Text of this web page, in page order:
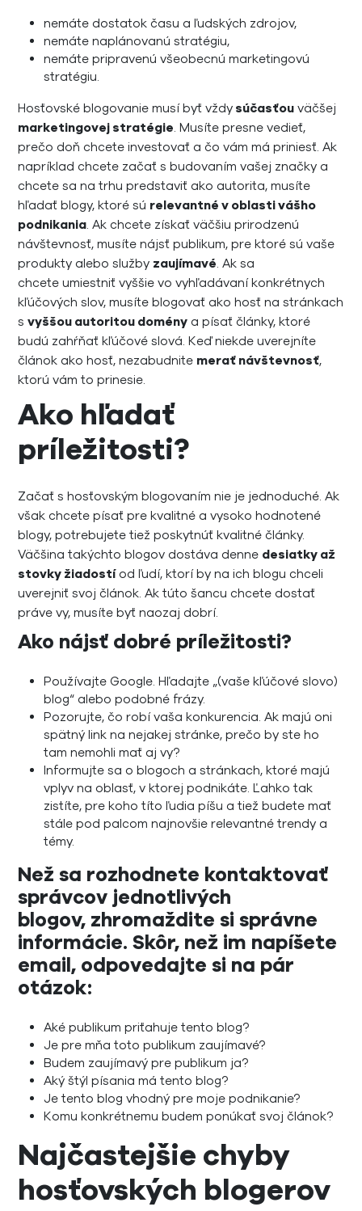
nemáte dostatok času a ľudských zdrojov,
nemáte naplánovanú stratégiu,
nemáte pripravenú všeobecnú marketingovú
stratégiu.
Hosťovské blogovanie musí byť vždy súčasťou väčšej
marketingovej stratégie. Musíte presne vedieť,
prečo doň chcete investovať a čo vám má priniesť. Ak
napríklad chcete začať s budovaním vašej značky a
chcete sa na trhu predstaviť ako autorita, musíte
hľadať blogy, ktoré sú relevantné v oblasti vášho
podnikania. Ak chcete získať väčšiu prirodzenú
návštevnosť, musíte nájsť publikum, pre ktoré sú vaše
produkty alebo služby zaujímavé. Ak sa
chcete umiestniť vyššie vo vyhľadávaní konkrétnych
kľúčových slov, musíte blogovať ako hosť na stránkach
svyššou autoritou domény a písať články, ktoré
budú zahŕňať kľúčové slová. Keď niekde uverejníte
článok ako hosť, nezabudnite merať návštevnosť,
ktorú vám to prinesie.
Ako hľadať
príležitosti?
Začať s hosťovským blogovaním nie je jednoduché. Ak
však chcete písať pre kvalitné a vysoko hodnotené
blogy, potrebujete tiež poskytnúť kvalitné články.
Väčšina takýchto blogov dostáva denne desiatky až
stovky žiadostíod ľudí, ktorí by na ich blogu chceli
uverejniť svoj článok. Ak túto šancu chcete dostať
práve vy, musíte byť naozaj dobrí.
Ako nájsť dobré príležitosti?
Používajte Google. Hľadajte „(vaše kľúčové slovo)
blog“ alebo podobné frázy.
Pozorujte, čo robí vaša konkurencia. Ak majú oni
spätný link na nejakej stránke, prečo by ste ho
tam nemohli mať aj vy?
Informujte sa o blogoch a stránkach, ktoré majú
vplyv na oblasť, v ktorej podnikáte. Ľahko tak
zistíte, pre koho títo ľudia píšu a tiež budete mať
stále pod palcom najnovšie relevantné trendy a
témy.
Než sa rozhodnete kontaktovať
správcov jednotlivých
blogov, zhromaždite si správne
informácie. Skôr, než im napíšete
email, odpovedajte si na pár
otázok:
Aké publikum priťahuje tento blog?
Je pre mňa toto publikum zaujímavé?
Budem zaujímavý pre publikum ja?
Aký štýl písania má tento blog?
Je tento blog vhodný pre moje podnikanie?
Komu konkrétnemu budem ponúkať svoj článok?
Najčastejšie chyby
hosťovských blogerov